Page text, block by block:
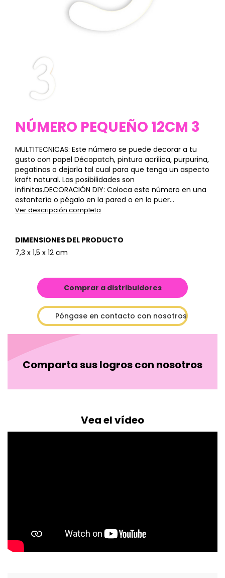
NÚMERO PEQUEÑO 12CM 3
MULTITECNICAS: Este número se puede decorar a tu
gusto con papel Décopatch, pintura acrílica, purpurina,
pegatinas o dejarla tal cual para que tenga un aspecto
kraft natural. Las posibilidades son
infinitas.DECORACIÓN DIY: Coloca este número en una
estantería o pégalo en la pared o en la puer...
Ver descripción completa
DIMENSIONES DEL PRODUCTO
7,3 x 1,5 x 12 cm
Comprar a distribuidores
Póngase en contacto con nosotros
Comparta sus logros con nosotros
Vea el vídeo